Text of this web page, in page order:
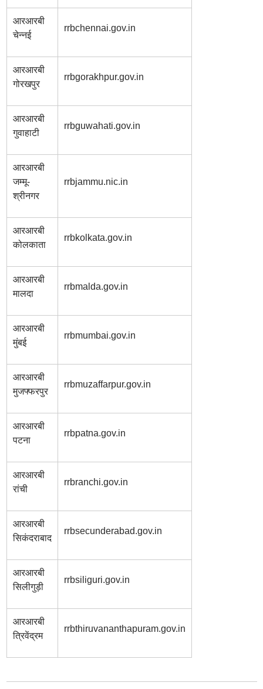
आरआरबी
चेन्नई
rrbchennai.gov.in
आरआरबी
गोरखपुर
rrbgorakhpur.gov.in
आरआरबी
गुवाहाटी
rrbguwahati.gov.in
आरआरबी
जम्मू-
श्रीनगर
rrbjammu.nic.in
आरआरबी
कोलकाता
rrbkolkata.gov.in
आरआरबी
मालदा
rrbmalda.gov.in
आरआरबी
मुंबई
rrbmumbai.gov.in
आरआरबी
मुजफ्फरपुर
rrbmuzaffarpur.gov.in
आरआरबी
पटना
rrbpatna.gov.in
आरआरबी
रांची
rrbranchi.gov.in
आरआरबी
सिकंदराबाद
rrbsecunderabad.gov.in
आरआरबी
सिलीगुड़ी
rrbsiliguri.gov.in
आरआरबी
त्रिवेंद्रम
rrbthiruvananthapuram.gov.in